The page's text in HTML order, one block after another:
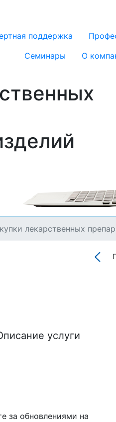
поддержка
Семинары
О
лекарственных
услуги
за обновлениями на